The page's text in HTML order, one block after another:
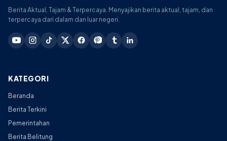
Berita Aktual, Tajam & Terpercaya. Menyajikan berita aktual, tajam, dan
terpercaya dari dalam dan luar negeri.
KATEGORI
Beranda
Berita Terkini
Pemerintahan
Berita Belitung